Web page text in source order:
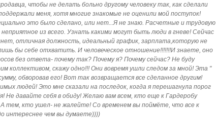
чтобы не делать больно другому человеку так, как сделали
меня, хотя многие знакомые не оценили мой поступок!
это было сделано, или нет...Я не знаю. Расчетные и трудовую
из всего. Узнать какими могут быть люди в гневе! Сейчас
отличная должность, идеальный график, зарплата,которую не
бы себе отхватить. И человеческое отношение!!!!!!!И знаете, оно
без ответа- почему так? Почему я? Почему сейчас? Не буду
коллективом, скажу одно!!! Они вовремя ушли следом за мной! Эта "
обворовав его! Вот так возвращается все сделанное другим!
людей! Это мне сказали на последок, когда я перешагнула порог
Не давайте себя в обиду! Желаю вам всем, кто еще к Гардеробу
тем, кто ушел- не жалейте! Со временем вы поймёте, что все к
интереснее чем вы думаете))))